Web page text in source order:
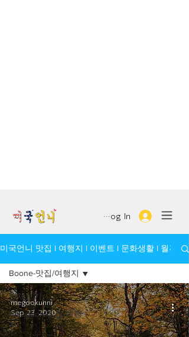
Log In
미국언니 맛집 l 여행지 l 이벤트 l 문화생활 l 월간 모
전체보기
Abingdon-맛집/여행
지
Boone-맛집/여행지
megookunni
Sep 23, 2020